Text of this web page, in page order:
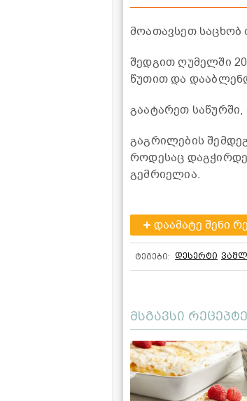
მოათავსეთ
შედგით ღუმელში
წუთით და
გაატარეთ
გაგრილების
როდესაც
გემრიელია.
დაამატე შენი
ტეგები: დესერტი
მსგავსი